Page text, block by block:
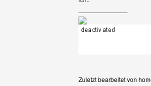
Zuletzt bearbeitet von